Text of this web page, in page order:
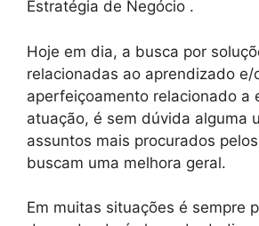
Estratégia de Negócio .
Hoje em dia, a busca por
relacionadas ao aprendizado e/
aperfeiçoamento relacionado a
atuação, é sem dúvida alguma
assuntos mais procurados
buscam uma melhora geral.
Em muitas situações é sempre